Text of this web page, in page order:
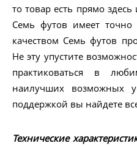
то товар есть прямо
Семь футов имеет
качеством Семь футов
Не эту упустите
практиковаться в
наилучших возможных
поддержкой вы найдете
Технические